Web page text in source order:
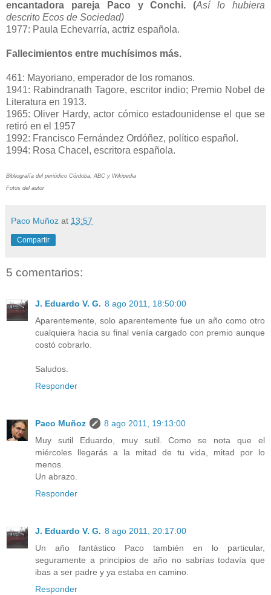
encantadora pareja Paco y Conchi. (Así lo hubiera
descrito Ecos de Sociedad)
1977: Paula Echevarría, actriz española.
Fallecimientos entre muchísimos más.
461: Mayoriano, emperador de los romanos.
1941: Rabindranath Tagore, escritor indio; Premio Nobel de
Literatura en 1913.
1965: Oliver Hardy, actor cómico estadounidense el que se
retiró en el 1957
1992: Francisco Fernández Ordóñez, político español.
1994: Rosa Chacel, escritora española.
Bibliografía del periódico Córdoba, ABC y Wikipedia
Fotos del autor
Paco Muñoz at 13:57
Compartir
5 comentarios:
J. Eduardo V. G. 8 ago 2011, 18:50:00
Aparentemente, solo aparentemente fue un año como otro
cualquiera hacia su final venía cargado con premio aunque
costó cobrarlo.
Saludos.
Responder
Paco Muñoz
8 ago 2011, 19:13:00
Muy sutil Eduardo, muy sutil. Como se nota que el
miércoles llegarás a la mitad de tu vida, mitad por lo
menos.
Un abrazo.
Responder
J. Eduardo V. G. 8 ago 2011, 20:17:00
Un año fantástico Paco también en lo particular,
seguramente a principios de año no sabrías todavía que
ibas a ser padre y ya estaba en camino.
Responder